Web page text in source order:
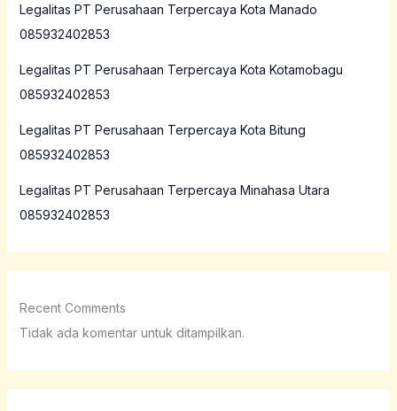
Legalitas PT Perusahaan Terpercaya Kota Manado
085932402853
Legalitas PT Perusahaan Terpercaya Kota Kotamobagu
085932402853
Legalitas PT Perusahaan Terpercaya Kota Bitung
085932402853
Legalitas PT Perusahaan Terpercaya Minahasa Utara
085932402853
Recent Comments
Tidak ada komentar untuk ditampilkan.